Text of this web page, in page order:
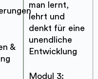
&
man lernt,
lehrt und
denkt für eine
unendliche
Entwicklung
Modul 3: